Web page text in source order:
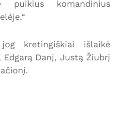
puikius komandinius
kretingiškiai išlaikė
Danį, Justą Žiubrį